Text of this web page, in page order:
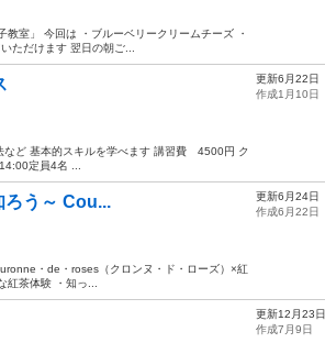
室」 今回は ・ブルーベリークリームチーズ ・
ただけます 翌日の朝ご...
ど 基本的スキルを学べます 講習費 4500円 ク
定員4名 ...
更新6月22日
作成1月10日
う～ Cou...
・de・roses（クロンヌ・ド・ローズ）×紅
茶体験 ・知っ...
更新6月24日
作成6月22日
更新12月23日
作成7月9日